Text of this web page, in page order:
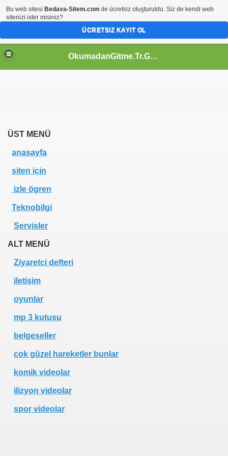
OkumadanGitme.Tr.Gg | Eğlence | Siten İçin | Servisler |TeknoBilgi | İzle Ögren | Webmaster | Tr.Gg |
ÜST MENÜ
anasayfa
siten için
izle ögren
Teknobilgi
Servisler
ALT MENÜ
Ziyaretci defteri
iletişim
oyunlar
mp 3 kutusu
belgeseller
cok güzel hareketler bunlar
komik videolar
ilizyon videolar
spor videolar
Bu web sitesi Bedava-Sitem.com ile ücretsiz oluşturuldu. Siz de kendi web
sitenizi ister misiniz?
ÜCRETSIZ KAYIT OL